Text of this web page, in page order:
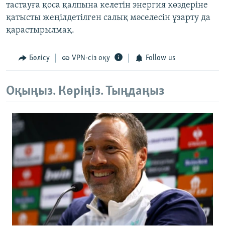
тастауға қоса қалпына келетін энергия көздеріне
қатысты жеңілдетілген салық мәселесін ұзарту да
қарастырылмақ.
Бөлісу VPN-сіз оқу Follow us
Оқыңыз. Көріңіз. Тыңдаңыз